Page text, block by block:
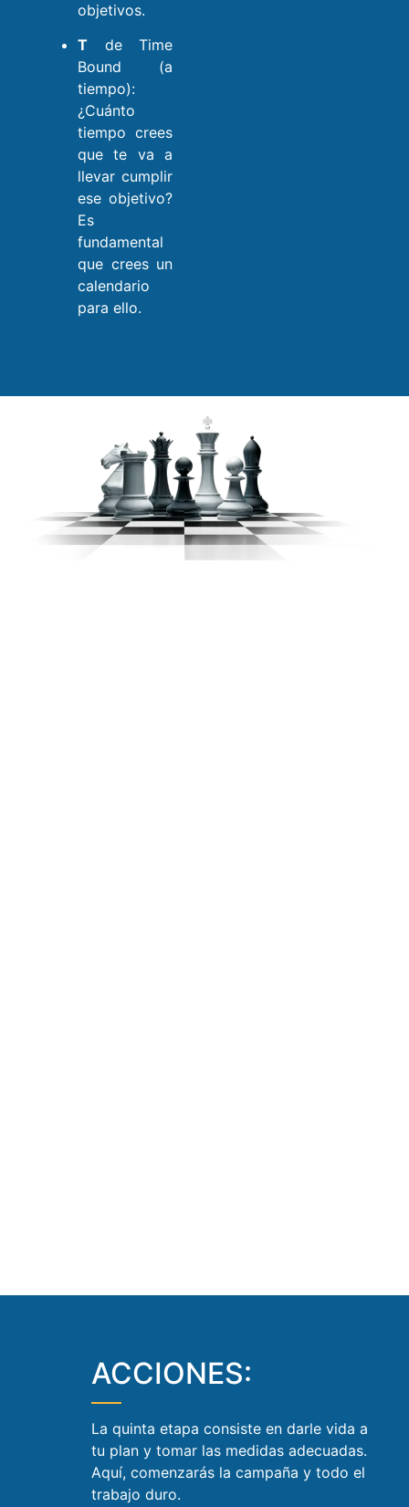
objetivos.
T de Time
Bound (a
tiempo):
¿Cuánto
tiempo crees
que te va a
llevar cumplir
ese objetivo?
Es
fundamental
que crees un
calendario
para ello.
ACCIONES:
La quinta etapa consiste en darle vida a
tu plan y tomar las medidas adecuadas.
Aquí, comenzarás la campaña y todo el
trabajo duro.